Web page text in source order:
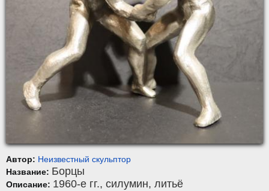
Автор: Неизвестный скульптор
Название: Борцы
Описание: 1960-е гг., силумин, литьё